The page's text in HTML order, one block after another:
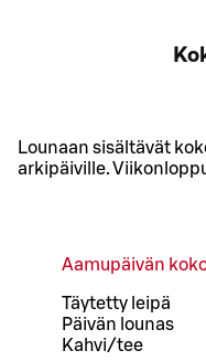
Lounaan sisältävät
arkipäiville.
Aamupäivän
Täytetty leipä
Päivän lounas
Kahvi/tee